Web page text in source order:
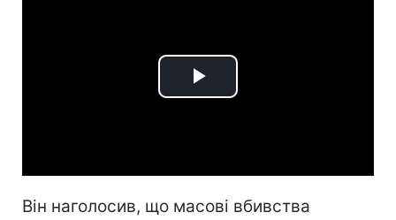
Play
Він наголосив, що масові вбивства